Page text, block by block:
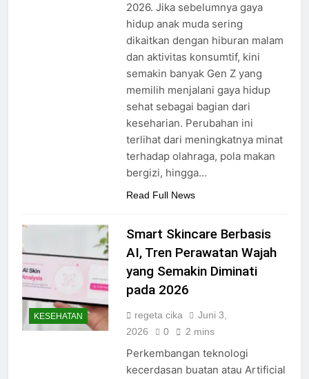
2026. Jika sebelumnya gaya
hidup anak muda sering
dikaitkan dengan hiburan malam
dan aktivitas konsumtif, kini
semakin banyak Gen Z yang
memilih menjalani gaya hidup
sehat sebagai bagian dari
keseharian. Perubahan ini
terlihat dari meningkatnya minat
terhadap olahraga, pola makan
bergizi, hingga…
Read Full News
KESEHATAN
Smart Skincare Berbasis
AI, Tren Perawatan Wajah
yang Semakin Diminati
pada 2026
regeta cika
Juni 3,
2026
0 2 mins
Perkembangan teknologi
kecerdasan buatan atau Artificial